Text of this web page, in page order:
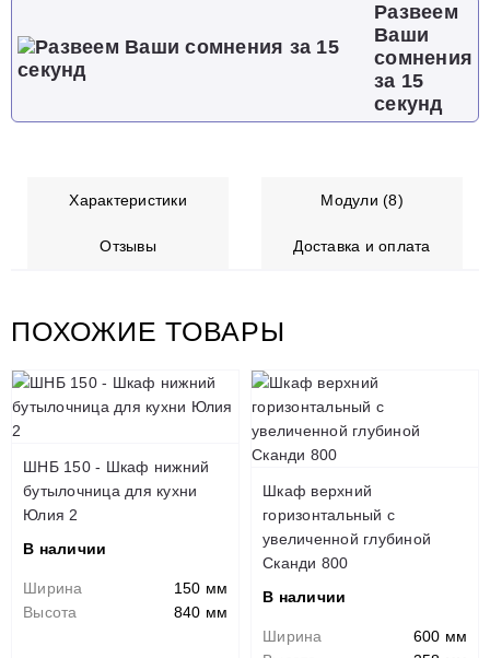
Развеем
Ваши
сомнения
за 15
секунд
Характеристики Модули (8)
Отзывы Доставка и оплата
ПОХОЖИЕ ТОВАРЫ
ШНБ 150 - Шкаф нижний
бутылочница для кухни
Юлия 2
В наличии
Ширина
150 мм
Высота
840 мм
Шкаф верхний
горизонтальный с
увеличенной глубиной
Сканди 800
В наличии
Ширина
600 мм